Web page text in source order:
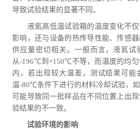
导致试验结果的显著不同。
液氮高低温试验箱的温度变化不仅
影响，还与设备的热传导性能、传感
供应量密切相关。一般而言，液氮试
从-196℃到+150℃不等，而温度的均
内，若出现较大温差，测试结果可能
温-80℃条件下进行的材料冷却试验，如
可能导致同一批样品在不同位置上出
验结果的不一致。
试验环境的影响